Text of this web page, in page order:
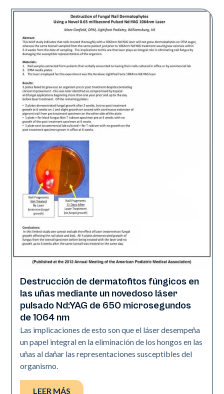
Uñas
Destrucción de dermatofitos fúngicos en
las uñas mediante un novedoso láser
pulsado Nd:YAG de 650 microsegundos
de 1064 nm
Las implicaciones de esto son que el láser desempeña
un papel integral en la eliminación de los hongos en las
uñas al dañar las representaciones susceptibles del
organismo.
LEER MÁS